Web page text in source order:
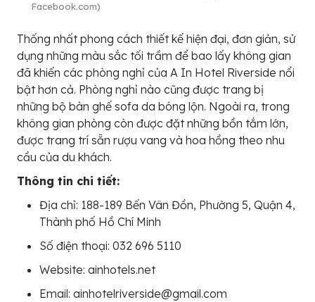
Facebook.com)
Thống nhất phong cách thiết kế hiện đại, đơn giản, sử
dụng những màu sắc tối trầm để bao lấy không gian
đã khiến các phòng nghỉ của A In Hotel Riverside nổi
bật hơn cả. Phòng nghỉ nào cũng được trang bị
những bộ bàn ghế sofa da bóng lộn. Ngoài ra, trong
không gian phòng còn được đặt những bồn tắm lớn,
được trang trí sẵn rượu vang và hoa hồng theo nhu
cầu của du khách.
Thông tin chi tiết:
Địa chỉ: 188-189 Bến Vân Đồn, Phường 5, Quận 4,
Thành phố Hồ Chí Minh
Số điện thoại: 032 696 5110
Website: ainhotels.net
Email: ainhotelriverside@gmail.com